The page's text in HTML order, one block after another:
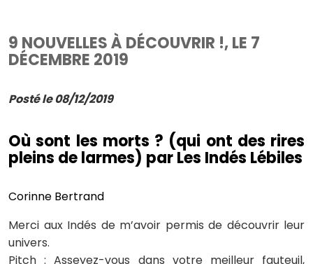
9 NOUVELLES À DÉCOUVRIR !, LE 7
DÉCEMBRE 2019
Posté le 08/12/2019
Où sont les morts ? (qui ont des rires
pleins de larmes) par Les Indés Lébiles
Corinne Bertrand
Merci aux Indés de m’avoir permis de découvrir leur
univers.
Pitch : Asseyez-vous dans votre meilleur fauteuil,